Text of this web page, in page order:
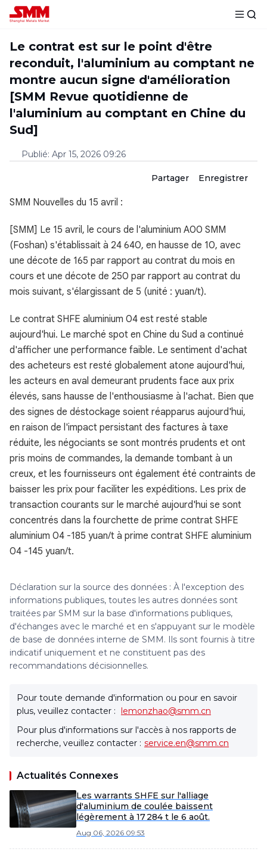
Le contrat est sur le point d'être
reconduit, l'aluminium au comptant ne
montre aucun signe d'amélioration
[SMM Revue quotidienne de
l'aluminium au comptant en Chine du
Sud]
Publié: Apr 15, 2026 09:26
Partager Enregistrer
SMM Nouvelles du 15 avril :
[SMM] Le 15 avril, le cours de l'aluminium A00 SMM
(Foshan) s'établissait à 24 640, en hausse de 10, avec
une décote de 165 par rapport au contrat du mois en
cours et une décote de 250 par rapport au contrat du
mois suivant, s'élargissant de 5 (unité : yuan/t).
Le contrat SHFE aluminium 04 est resté stable
aujourd'hui. Le marché spot en Chine du Sud a continué
d'afficher une performance faible. Le sentiment d'achat
des acheteurs est resté globalement atone aujourd'hui,
les acteurs en aval demeurant prudents face aux prix
élevés, sans hausse de l'enthousiasme à l'achat. Bien que
des signes de déstockage soient réapparus aujourd'hui,
en raison de l'impact persistant des factures à taxe
réduite, les négociants se sont montrés prudents et ont
pris moins de commandes, la demande tombant à un
creux, et les fournisseurs ont également été contraints de
baisser les prix pour faciliter les expéditions. Les prix de
transaction courants sur le marché aujourd'hui se sont
concentrés dans la fourchette de prime contrat SHFE
aluminium 04 -185 yuan/t à prime contrat SHFE aluminium
04 -145 yuan/t.
Déclaration sur la source des données : À l'exception des
informations publiques, toutes les autres données sont
traitées par SMM sur la base d'informations publiques,
d'échanges avec le marché et en s'appuyant sur le modèle
de base de données interne de SMM. Ils sont fournis à titre
indicatif uniquement et ne constituent pas des
recommandations décisionnelles.
Pour toute demande d'information ou pour en savoir
plus, veuillez contacter : lemonzhao@smm.cn
Pour plus d'informations sur l'accès à nos rapports de
recherche, veuillez contacter : service.en@smm.cn
Actualités Connexes
Les warrants SHFE sur l'alliage
d'aluminium de coulée baissent
légèrement à 17 284 t le 6 août.
Aug 06, 2026 09:53